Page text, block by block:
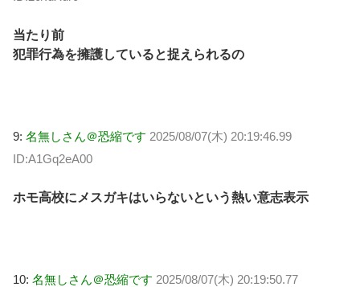
当たり前
犯罪行為を擁護していると捉えられるの
9: 名無しさん＠恐縮です 2025/08/07(木) 20:19:46.99
ID:A1Gq2eA00
ホモ高校にメスガキはいらないという熱い意志表示
10: 名無しさん＠恐縮です 2025/08/07(木) 20:19:50.77